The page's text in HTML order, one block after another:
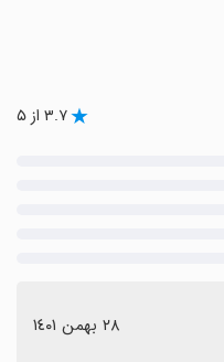
۳.۷ از ۵
٢٨ بهمن ١٤٠١